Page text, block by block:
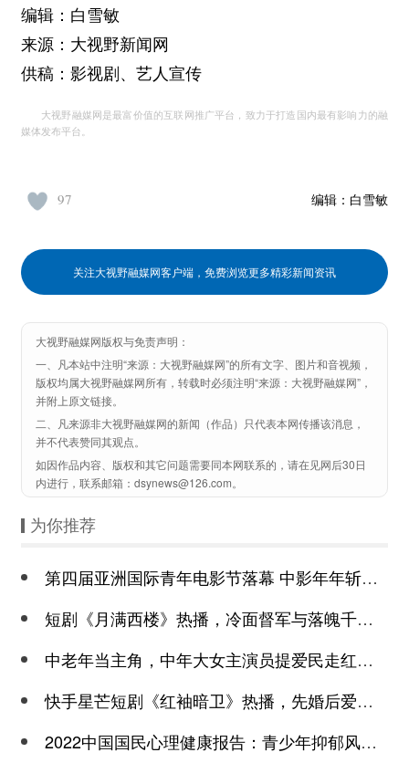
编辑：白雪敏
来源：大视野新闻网
供稿：影视剧、艺人宣传
大视野融媒网是最富价值的互联网推广平台，致力于打造国内最有影响力的融
媒体发布平台。
编辑： 白雪敏
97
关注大视野融媒网客户端，免费浏览更多精彩新闻资讯
大视野融媒网版权与免责声明：
一、凡本站中注明“来源：大视野融媒网”的所有文字、图片和音视频，
版权均属大视野融媒网所有，转载时必须注明“来源：大视野融媒网”，
并附上原文链接。
二、凡来源非大视野融媒网的新闻（作品）只代表本网传播该消息，
并不代表赞同其观点。
如因作品内容、版权和其它问题需要同本网联系的，请在见网后30日
内进行，联系邮箱：dsynews@126.com。
为你推荐
第四届亚洲国际青年电影节落幕 中影年年斩获颇丰
短剧《月满西楼》热播，冷面督军与落魄千金谱写民国传奇
中老年当主角，中年大女主演员提爱民走红短剧市场
快手星芒短剧《红袖暗卫》热播，先婚后爱诠释别样浪漫
2022中国国民心理健康报告：青少年抑郁风险高于成年